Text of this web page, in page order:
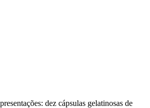
dez cápsulas gelatinosas de